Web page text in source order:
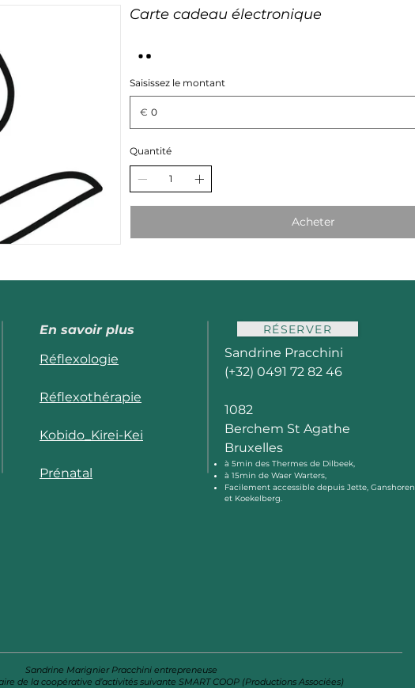
Carte cadeau électronique
Saisissez le montant
€
Quantité
Acheter
En savoir plus
Sandrine Pracchini
(+32) 0491 72 82 46
1082
Berchem St Agathe
Bruxelles
à 5min des Thermes de Dilbeek,
à 15min de Waer Warters,
Facilement accessible depuis Jette, Ganshoren
et Koekelberg.
Réflexologie
Réflexothérapie
Kobido_Kirei-Kei
Prénatal
Sandrine Marignier Pracchini entrepreneuse
de la coopérative d’activités suivante SMART COOP (Productions Associées)
RÉSERVER